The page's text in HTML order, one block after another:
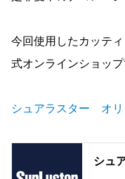
今回使用したカッテ
式オンラインショップ
シュアラスター オリ
シュ